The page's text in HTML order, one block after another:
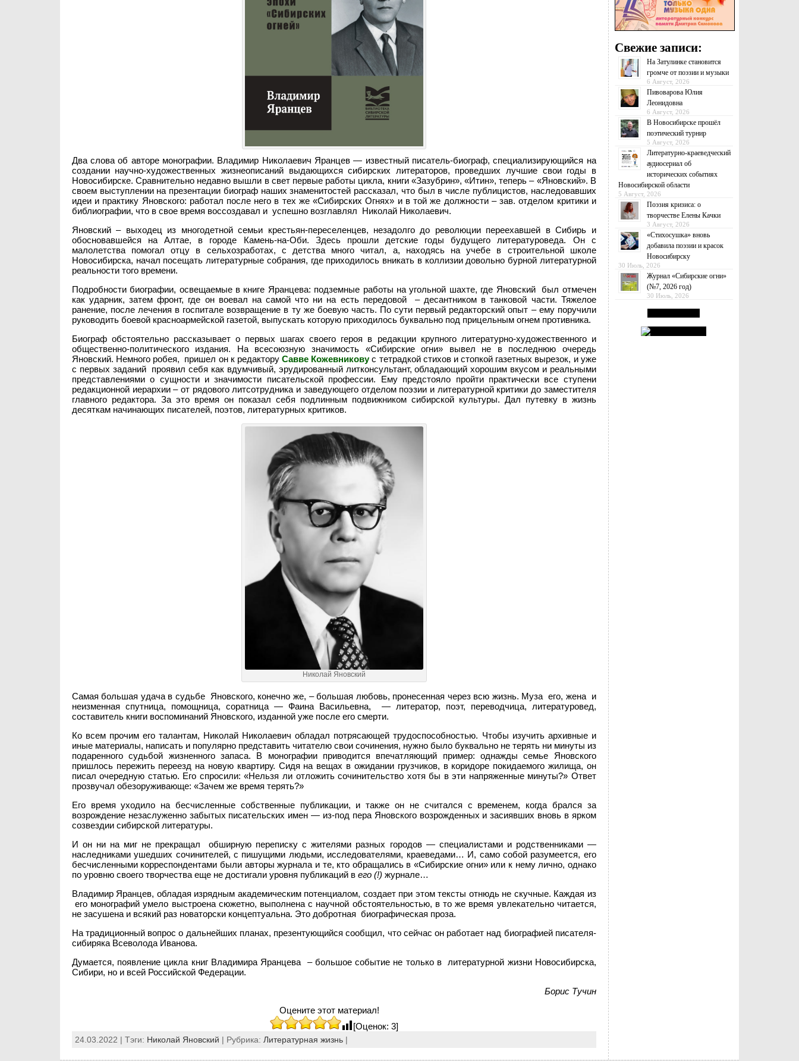
Два слова об авторе монографии. Владимир Николаевич Яранцев — известный писатель-биограф, специализирующийся на
создании научно-художественных жизнеописаний выдающихся сибирских литераторов, проведших лучшие свои годы в
Новосибирске. Сравнительно недавно вышли в свет первые работы цикла, книги «Зазубрин», «Итин», теперь – «Яновский». В
своем выступлении на презентации биограф наших знаменитостей рассказал, что был в числе публицистов, наследовавших
идеи и практику Яновского: работал после него в тех же «Сибирских Огнях» и в той же должности – зав. отделом критики и
библиографии, что в свое время воссоздавал и успешно возглавлял Николай Николаевич.
Яновский – выходец из многодетной семьи крестьян-переселенцев, незадолго до революции переехавшей в Сибирь и
обосновавшейся на Алтае, в городе Камень-на-Оби. Здесь прошли детские годы будущего литературоведа. Он с
малолетства помогал отцу в сельхозработах, с детства много читал, а, находясь на учебе в строительной школе
Новосибирска, начал посещать литературные собрания, где приходилось вникать в коллизии довольно бурной литературной
реальности того времени.
Подробности биографии, освещаемые в книге Яранцева: подземные работы на угольной шахте, где Яновский был отмечен
как ударник, затем фронт, где он воевал на самой что ни на есть передовой – десантником в танковой части. Тяжелое
ранение, после лечения в госпитале возвращение в ту же боевую часть. По сути первый редакторский опыт – ему поручили
руководить боевой красноармейской газетой, выпускать которую приходилось буквально под прицельным огнем противника.
Биограф обстоятельно рассказывает о первых шагах своего героя в редакции крупного литературно-художественного и
общественно-политического издания. На всесоюзную значимость «Сибирские огни» вывел не в последнюю очередь
Яновский. Немного робея, пришел он к редакторуСавве Кожевниковус тетрадкой стихов и стопкой газетных вырезок, и уже
с первых заданий проявил себя как вдумчивый, эрудированный литконсультант, обладающий хорошим вкусом и реальными
представлениями о сущности и значимости писательской профессии. Ему предстояло пройти практически все ступени
редакционной иерархии – от рядового литсотрудника и заведующего отделом поэзии и литературной критики до заместителя
главного редактора. За это время он показал себя подлинным подвижником сибирской культуры. Дал путевку в жизнь
десяткам начинающих писателей, поэтов, литературных критиков.
Николай Яновский
Самая большая удача в судьбе Яновского, конечно же, – большая любовь, пронесенная через всю жизнь. Муза его, жена и
неизменная спутница, помощница, соратница — Фаина Васильевна, — литератор, поэт, переводчица, литературовед,
составитель книги воспоминаний Яновского, изданной уже после его смерти.
Ко всем прочим его талантам, Николай Николаевич обладал потрясающей трудоспособностью. Чтобы изучить архивные и
иные материалы, написать и популярно представить читателю свои сочинения, нужно было буквально не терять ни минуты из
подаренного судьбой жизненного запаса. В монографии приводится впечатляющий пример: однажды семье Яновского
пришлось пережить переезд на новую квартиру. Сидя на вещах в ожидании грузчиков, в коридоре покидаемого жилища, он
писал очередную статью. Его спросили: «Нельзя ли отложить сочинительство хотя бы в эти напряженные минуты?» Ответ
прозвучал обезоруживающе: «Зачем же время терять?»
Его время уходило на бесчисленные собственные публикации, и также он не считался с временем, когда брался за
возрождение незаслуженно забытых писательских имен — из-под пера Яновского возрожденных и засиявших вновь в ярком
созвездии сибирской литературы.
И он ни на миг не прекращал обширную переписку с жителями разных городов — специалистами и родственниками —
наследниками ушедших сочинителей, с пишущими людьми, исследователями, краеведами… И, само собой разумеется, его
бесчисленными корреспондентами были авторы журнала и те, кто обращались в «Сибирские огни» или к нему лично, однако
по уровню своего творчества еще не достигали уровня публикаций в его (!) журнале…
Владимир Яранцев, обладая изрядным академическим потенциалом, создает при этом тексты отнюдь не скучные. Каждая из
его монографий умело выстроена сюжетно, выполнена с научной обстоятельностью, в то же время увлекательно читается,
не засушена и всякий раз новаторски концептуальна. Это добротная биографическая проза.
На традиционный вопрос о дальнейших планах, презентующийся сообщил, что сейчас он работает над биографией писателя-
сибиряка Всеволода Иванова.
Думается, появление цикла книг Владимира Яранцева – большое событие не только в литературной жизни Новосибирска,
Сибири, но и всей Российской Федерации.
Борис Тучин
Оцените этот материал!
[Оценок: 3]
24.03.2022 | Тэги: Николай Яновский | Рубрика: Литературная жизнь|
Свежие записи:
На Затулинке становится
громче от поэзии и музыки
6 Август, 2026
Пивоварова Юлия
Леонидовна
6 Август, 2026
В Новосибирске прошёл
поэтический турнир
5 Август, 2026
Литературно-краеведческий
аудиосериал об
исторических событиях
Новосибирской области
5 Август, 2026
Поэзия кризиса: о
творчестве Елены Качки
3 Август, 2026
«Стихосушка» вновь
добавила поэзии и красок
Новосибирску
30 Июль, 2026
Журнал «Сибирские огни»
(№7, 2026 год)
30 Июль, 2026